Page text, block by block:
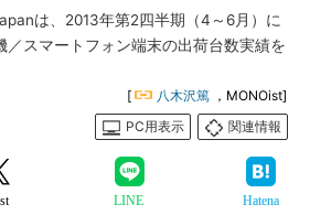
は、2013年第2四半期（4～6月）に
／スマートフォン端末の出荷台数実績を
[ 八木沢篤 ，MONOist]
PC用表示
関連情報
LINE Hatena